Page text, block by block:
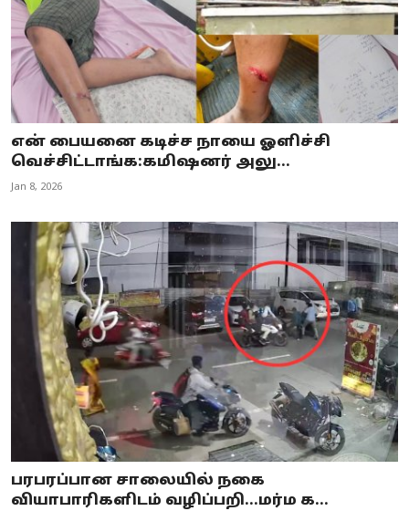
என் பையனை கடிச்ச நாயை ஓளிச்சி
வெச்சிட்டாங்க:கமிஷனர் அலு...
Jan 8, 2026
பரபரப்பான சாலையில் நகை
வியாபாரிகளிடம் வழிப்பறி...மர்ம க...